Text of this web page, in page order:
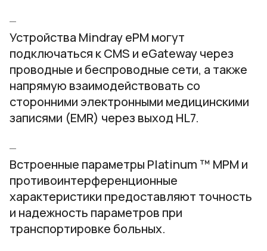
Устройства Mindray ePM могут
подключаться к CMS и eGateway через
проводные и беспроводные сети, а также
напрямую взаимодействовать со
сторонними электронными медицинскими
записями (EMR) через выход HL7.
Встроенные параметры Platinum ™ MPM и
противоинтерференционные
характеристики предоставляют точность
и надежность параметров при
транспортировке больных.